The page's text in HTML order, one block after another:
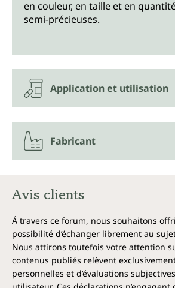
en couleur, en taille et en
semi-précieuses.
Application et utilisation
Fabricant
Avis clients
Á travers ce forum, nous souhaitons
possibilité d’échanger librement au
Nous attirons toutefois votre attention
contenus publiés relèvent
personnelles et d’évaluations